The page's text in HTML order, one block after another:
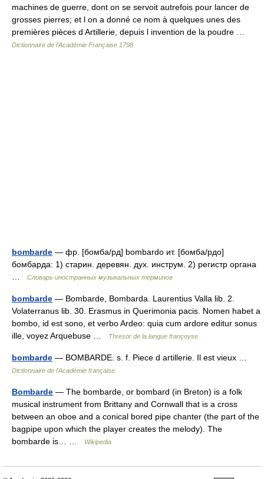
machines de guerre, dont on se servoit autrefois pour lancer de
grosses pierres; et l on a donné ce nom à quelques unes des
premières pièces d Artillerie, depuis l invention de la poudre …
Dictionnaire de l'Académie Française 1798
bombarde — фр. [бомба/рд] bombardo ит. [бомба/рдо]
бомбарда: 1) старин. деревян. дух. инструм. 2) регистр органа
Словарь иностранных музыкальных терминов
bombarde — Bombarde, Bombarda. Laurentius Valla lib. 2.
Volaterranus lib. 30. Erasmus in Querimonia pacis. Nomen habet a
bombo, id est sono, et verbo Ardeo: quia cum ardore editur sonus
ille, voyez Arquebuse …
Thresor de la langue françoyse
bombarde — BOMBARDE. s. f. Piece d artillerie. Il est vieux …
Dictionnaire de l'Académie française
Bombarde — The bombarde, or bombard (in Breton) is a folk
musical instrument from Brittany and Cornwall that is a cross
between an oboe and a conical bored pipe chanter (the part of the
bagpipe upon which the player creates the melody). The
bombarde is… …
Wikipedia